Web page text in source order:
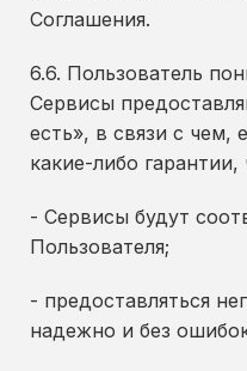
Соглашения.
6.6. Пользователь
Сервисы
есть», в связи с чем,
какие-либо гарантии,
- Сервисы будут
Пользователя;
- предоставляться
надежно и без